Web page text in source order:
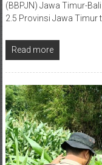
(BBPJN) Jawa Timur-
2.5 Provinsi Jawa Timur
Read more